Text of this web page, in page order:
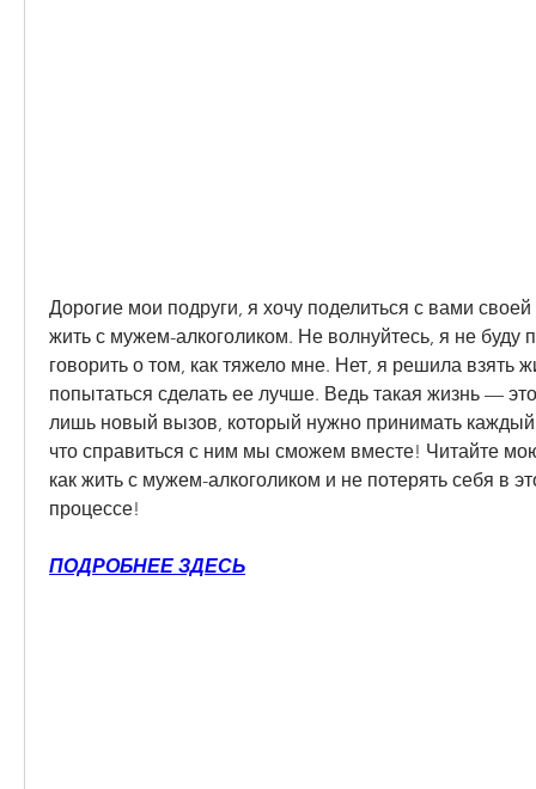
Дорогие мои подруги, я хочу поделиться с вами своей
жить с мужем-алкоголиком. Не волнуйтесь, я не буду
говорить о том, как тяжело мне. Нет, я решила взять
попытаться сделать ее лучше. Ведь такая жизнь —
лишь новый вызов, который нужно принимать
что справиться с ним мы сможем вместе! Читайте
как жить с мужем-алкоголиком и не потерять себя в
процессе!
ПОДРОБНЕЕ ЗДЕСЬ